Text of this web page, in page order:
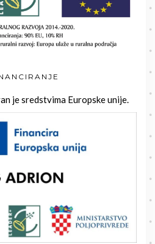
je sredstvima Europske unije.